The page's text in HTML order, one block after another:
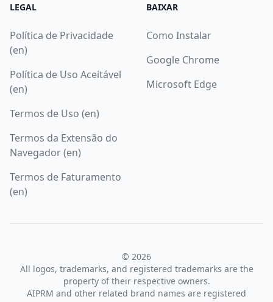
LEGAL
Política de Privacidade
(en)
Política de Uso Aceitável
(en)
Termos de Uso (en)
Termos da Extensão do
Navegador (en)
Termos de Faturamento
(en)
BAIXAR
Como Instalar
Google Chrome
Microsoft Edge
© 2026
All logos, trademarks, and registered trademarks are the
property of their respective owners.
AIPRM and other related brand names are registered